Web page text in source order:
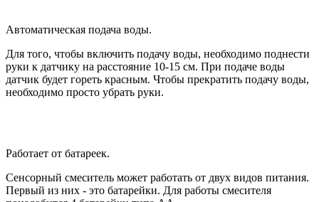
Автоматическая подача воды.
Для того, чтобы включить подачу воды, необходимо поднести
руки к датчику на расстояние 10-15 см. При подаче воды
датчик будет гореть красным. Чтобы прекратить подачу воды,
необходимо просто убрать руки.
Работает от батареек.
Сенсорный смеситель может работать от двух видов питания.
Первый из них - это батарейки. Для работы смесителя